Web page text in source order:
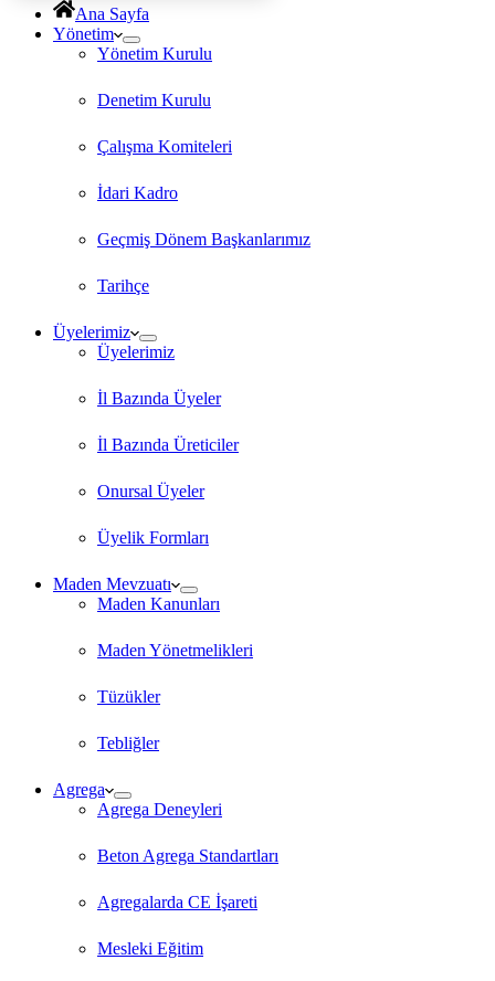
Ana Sayfa
Yönetim
Yönetim Kurulu
Denetim Kurulu
Çalışma Komiteleri
İdari Kadro
Geçmiş Dönem Başkanlarımız
Tarihçe
Üyelerimiz
Üyelerimiz
İl Bazında Üyeler
İl Bazında Üreticiler
Onursal Üyeler
Üyelik Formları
Maden Mevzuatı
Maden Kanunları
Maden Yönetmelikleri
Tüzükler
Tebliğler
Agrega
Agrega Deneyleri
Beton Agrega Standartları
Agregalarda CE İşareti
Mesleki Eğitim